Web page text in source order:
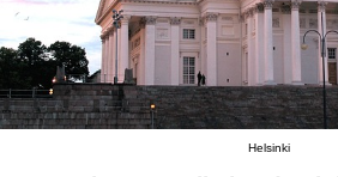
Helsinki